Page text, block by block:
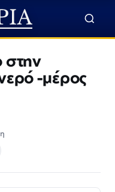
στην
-μέρος